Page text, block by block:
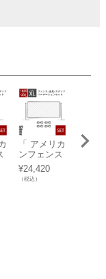
「 アメリカ
ンフェンス
パーテーシ
ョンセット
XL シルバ
¥24,420
（税込）
「 ア